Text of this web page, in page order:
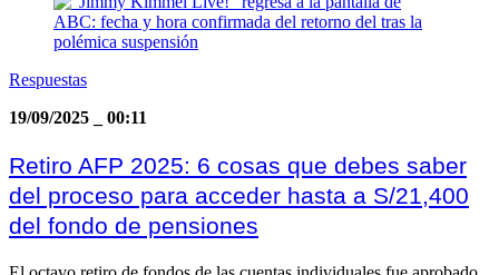
Respuestas
19/09/2025
00:11
Retiro AFP 2025: 6 cosas que debes saber
del proceso para acceder hasta a S/21,400
del fondo de pensiones